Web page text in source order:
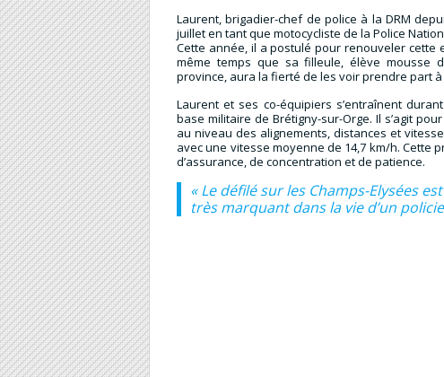
Laurent, brigadier-chef de police à la DRM
juillet en tant que motocycliste de la Police
Cette année, il a postulé pour renouveler
même temps que sa filleule, élève mousse
province, aura la fierté de les voir prendre part
Laurent et ses co-équipiers s’entraînent
base militaire de Brétigny-sur-Orge. Il s’agit
au niveau des alignements, distances et
avec une vitesse moyenne de 14,7 km/h. Cette
d’assurance, de concentration et de patience.
« Le défilé sur les Champs-Elysées
très marquant dans la vie d’un